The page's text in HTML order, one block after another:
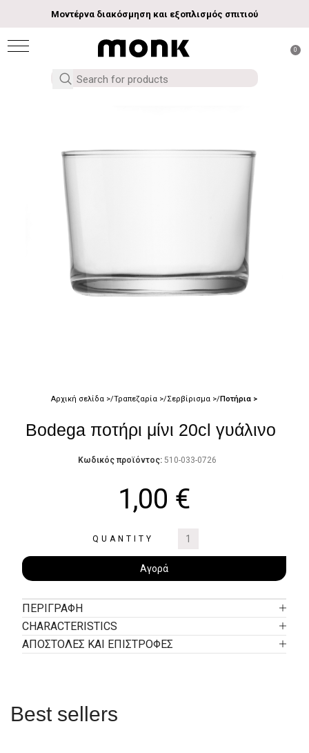
Μοντέρνα διακόσμηση και εξοπλισμός σπιτιού
0
Αρχική σελίδα Τραπεζαρία Σερβίρισμα Ποτήρια
Bodega ποτήρι μίνι 20cl γυάλινο
Κωδικός προϊόντος: 510-033-0726
1,00 €
QUANTITY
Αγορά
ΠΕΡΙΓΡΑΦΉ
CHARACTERISTICS
ΑΠΟΣΤΟΛΕΣ ΚΑΙ ΕΠΙΣΤΡΟΦΕΣ
Best sellers